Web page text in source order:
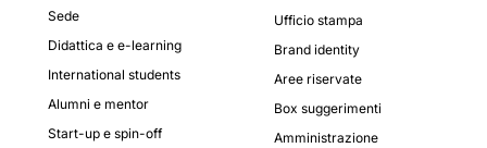
Sede
Didattica e e-learning
International students
Alumni e mentor
Start-up e spin-off
Ufficio stampa
Brand identity
Aree riservate
Box suggerimenti
Amministrazione